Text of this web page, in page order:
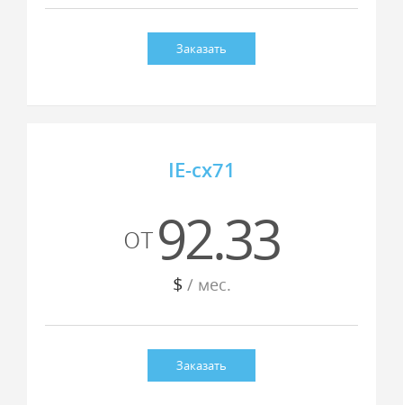
Заказать
IE-cx71
от92.33
$ / мес.
Заказать